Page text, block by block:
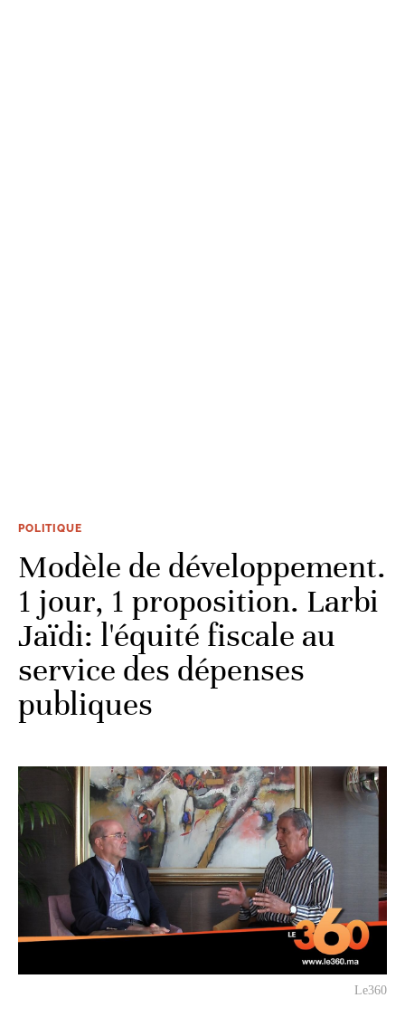
POLITIQUE
Modèle de développement.
1 jour, 1 proposition. Larbi
Jaïdi: l'équité fiscale au
service des dépenses
publiques
Le360